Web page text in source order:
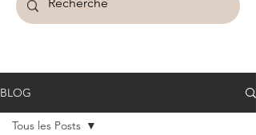
BLOG
Tous les Posts